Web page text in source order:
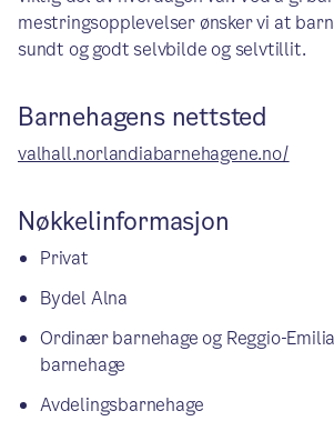
mestringsopplevelser ønsker vi at
sundt og godt selvbilde og selvtillit.
Barnehagens nettsted
valhall.norlandiabarnehagene.no/
Nøkkelinformasjon
Privat
Bydel Alna
Ordinær barnehage og Reggio-
barnehage
Avdelingsbarnehage